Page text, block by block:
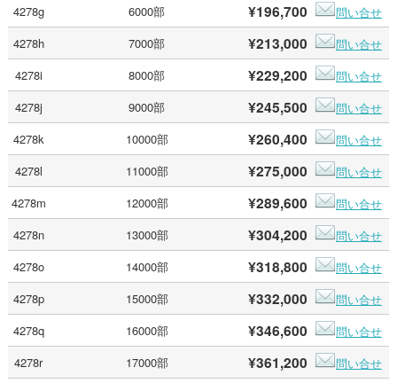
4278g
6000部 ¥196,700
問い合せ
4278h
7000部 ¥213,000
問い合せ
4278i
8000部 ¥229,200
問い合せ
4278j
9000部 ¥245,500
問い合せ
4278k
10000部 ¥260,400
問い合せ
4278l
11000部 ¥275,000
問い合せ
4278m
12000部 ¥289,600
問い合せ
4278n
13000部 ¥304,200
問い合せ
4278o
14000部 ¥318,800
問い合せ
4278p
15000部 ¥332,000
問い合せ
4278q
16000部 ¥346,600
問い合せ
4278r
17000部 ¥361,200
問い合せ